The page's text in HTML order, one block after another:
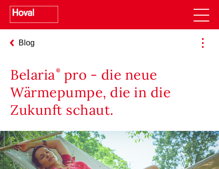
Blog
Belaria pro - die neue
Wärmepumpe, die in die
Zukunft schaut.